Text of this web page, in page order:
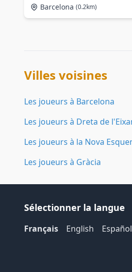
Barcelona (0.2km)
Villes voisines
Les joueurs à Barcelona
Les joueurs à Dreta de
Les joueurs à la Nova
Les joueurs à Gràcia
Sélectionner la langue
Français English Español